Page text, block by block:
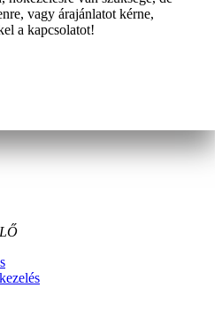
vagy árajánlatot kérne,
a kapcsolatot!